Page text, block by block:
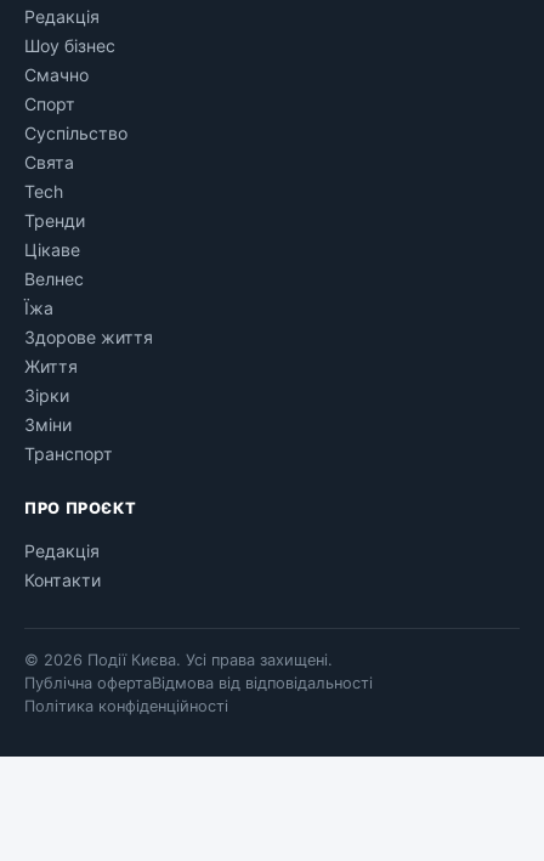
Редакція
Шоу бізнес
Смачно
Спорт
Суспільство
Свята
Tech
Тренди
Цікаве
Велнес
Їжа
Здорове життя
Життя
Зірки
Зміни
Транспорт
ПРО ПРОЄКТ
Редакція
Контакти
© 2026 Події Києва. Усі права захищені.
Публічна офертаВідмова від відповідальності
Політика конфіденційності